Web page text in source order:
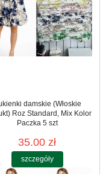
damskie (Włoskie
Roz Standard, Mix Kolor
Paczka 5 szt
35.00 zł
szczegóły